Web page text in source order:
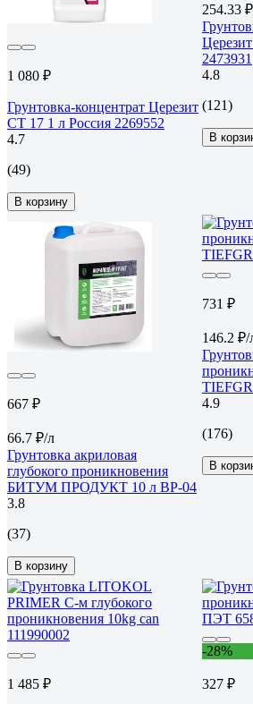
1 080 ₽
Грунтовка-концентрат Церезит
CT 17 1 л Россия 2269552
4.7
(49)
В корзину
254.33
2473931
4.8
(121)
В
667 ₽
66.7 ₽/л
Грунтовка акриловая
глубокого проникновения
БИТУМ ПРОДУКТ 10 л BP-04
3.8
(37)
В корзину
731 ₽
146.2 ₽/
4.9
(176)
В
1 485 ₽
-28%
327 ₽